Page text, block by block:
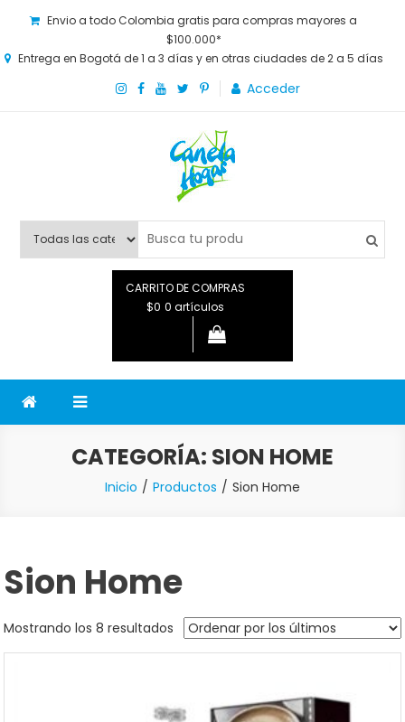
Envio a todo Colombia gratis para compras mayores a
$100.000*
Entrega en Bogotá de 1 a 3 días y en otras ciudades de 2 a 5 días
Acceder
Canela Hogar
novedosos productos para grandes y chicos, además de lo
que necesitas saber para disfrutar tu hogar.
CARRITO DE COMPRAS
$0 0 artículos
CATEGORÍA: SION HOME
Inicio Productos Sion Home
Sion Home
Mostrando los 8 resultados